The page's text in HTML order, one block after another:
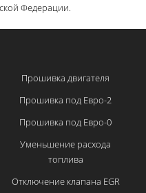
Федерации.
Прошивка двигателя
Прошивка под Евро-2
Прошивка под Евро-0
Уменьшение расхода
топлива
Отключение клапана EGR